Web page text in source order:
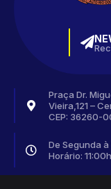
Praça Dr.
Vieira,121 –
CEP: 36260-
De Segunda à
Horário: